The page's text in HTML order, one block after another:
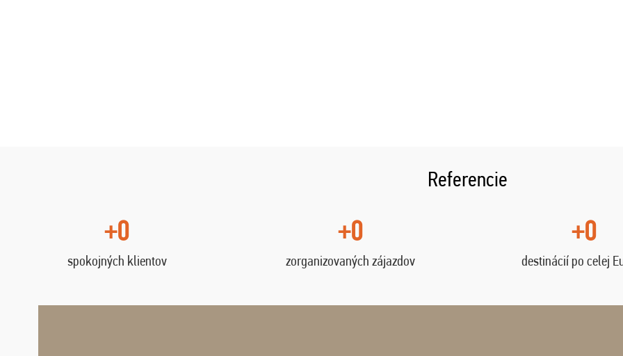
Referencie
+0
spokojných klientov
+0
zorganizovaných zájazdov
+0
destinácií po celej